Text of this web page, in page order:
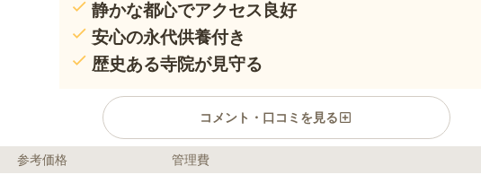
静かな都心でアクセス良好
安心の永代供養付き
歴史ある寺院が見守る
コメント・口コミを見る
ライフドット編集部のコメント
参考価格 管理費